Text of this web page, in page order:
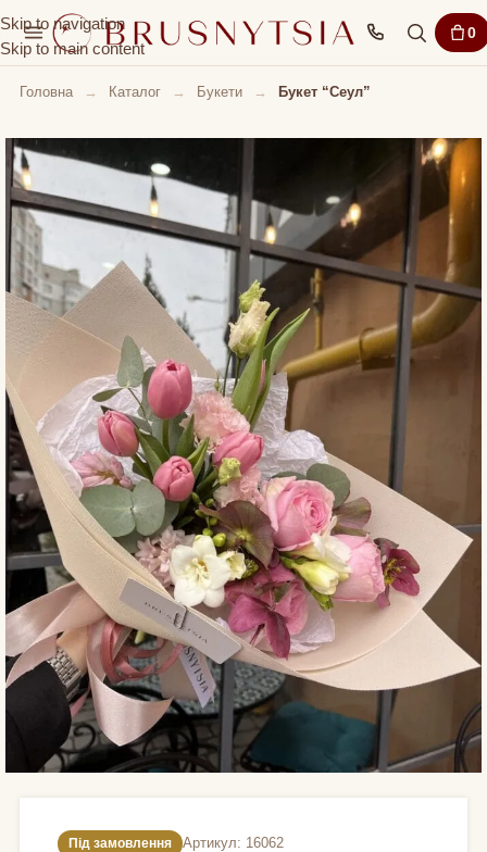
Skip to navigation
Skip to main content
0
Головна → Каталог → Букети → Букет “Сеул”
Під замовлення Артикул: 16062